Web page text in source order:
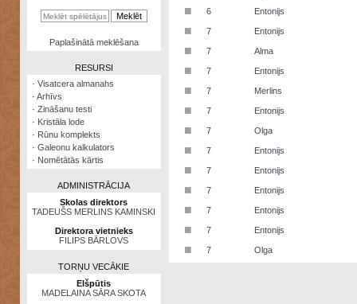
kalkulators
NomētātāsPaplašinātā meklēšana
RESURSI
· Visatcera almanahs
· Arhīvs
· Zināšanu testi
· Kristāla lode
· Rūnu komplekts
· Galeonu kalkulators
· Nomētātās kārtis
ADMINISTRĀCIJA
Skolas direktors
TADEUŠS MERLINS KAMINSKI
Direktora vietnieks
FILIPS BĀRLOVS
TORŅU VECĀKIE
Elšpūtis
MADELAINA SĀRA SKOTA
■ 6 Entonijs
■ 7 Entonijs
■ 7 Alma
■ 7 Entonijs
■ 7 Merlins
■ 7 Entonijs
■ 7 Olga
■ 7 Entonijs
■ 7 Entonijs
■ 7 Entonijs
■ 7 Entonijs
■ 7 Entonijs
■ 7 Olga